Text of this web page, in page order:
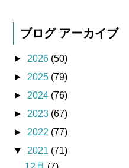
ブログ アーカイブ
► 2026 (50)
► 2025 (79)
► 2024 (76)
► 2023 (67)
► 2022 (77)
▼ 2021 (71)